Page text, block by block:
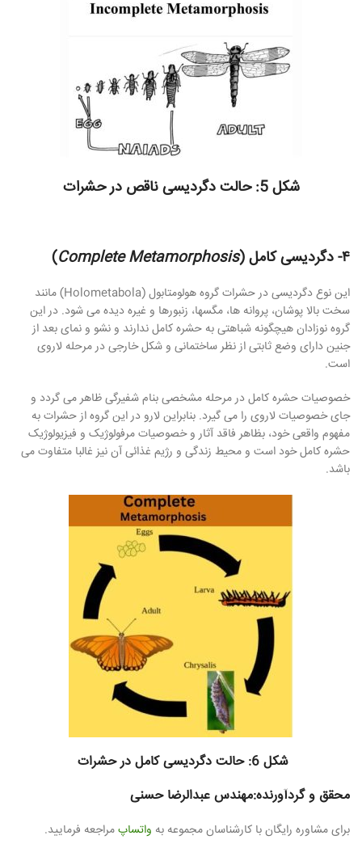
شکل 5: حالت دگردیسی ناقص در حشرات
۴- دگردیسی کامل ( Complete Metamorphosis
)
این نوع دگردیسی در حشرات گروه هولومتابول (Holometabola) مانند
سخت بالا پوشان، پروانه ها، مگسها، زنبورها و غیره دیده می شود. در این
گروه نوزادان هیچگونه شباهتی به حشره کامل ندارند و نشو و نمای بعد از
جنین دارای وضع ثابتی از نظر ساختمانی و شکل خارجی در مرحله لاروی
است.
خصوصیات حشره کامل در مرحله مشخصی بنام شفیرگی ظاهر می گردد و
جای خصوصیات لاروی را می گیرد. بنابراین لارو در این گروه از حشرات به
مفهوم واقعی خود، بظاهر فاقد آثار و خصوصیات مرفولوژیک و فیزیولوژیک
حشره کامل خود است و محیط زندگی و رژیم غذائی آن نیز غالبا متفاوت می
باشد.
شکل 6: حالت دگردیسی کامل در حشرات
محقق و گردآورنده:مهندس عبدالرضا حسنی
برای مشاوره رایگان با کارشناسان مجموعه به واتساپمراجعه فرمایید.